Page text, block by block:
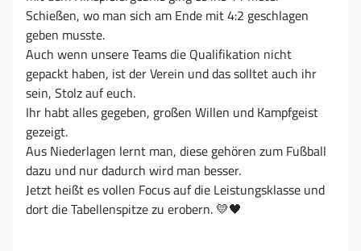
Schießen, wo man sich am Ende mit 4:2 geschlagen
geben musste.
Auch wenn unsere Teams die Qualifikation nicht
gepackt haben, ist der Verein und das solltet auch ihr
sein, Stolz auf euch.
Ihr habt alles gegeben, großen Willen und Kampfgeist
gezeigt.
Aus Niederlagen lernt man, diese gehören zum Fußball
dazu und nur dadurch wird man besser.
Jetzt heißt es vollen Focus auf die Leistungsklasse und
dort die Tabellenspitze zu erobern. 💛🖤